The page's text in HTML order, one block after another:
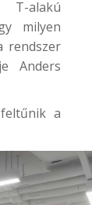
alakú
milyen
rendszer
Anders
a